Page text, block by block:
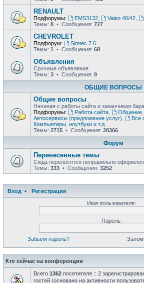
RENAULT
Подфорумы: EMS3132, Valeo 40/42,
Темы: 8 • Сообщения: 727
CHEVROLET
Подфорум:
Simtec 7.6
Темы: 1 • Сообщения: 68
Объявления
Срочные объявления
Темы: 3 • Сообщения: 9
ОБЩИЕ ВОПРОСЫ
Общие вопросы
Начиная с работы сайта и заканчивая
Подфорумы:
Работа сайта, Общение,
Автосервисы (предложение услуг)
Все
Компьютеры, ноутбуки и т.д.
Темы: 2715 • Сообщения: 28366
Форум
Перенесенные темы
Сюда переносятся неправильно
Темы: 333 • Сообщения: 3252
Вход •
Регистрация
Имя пользователя:
Пароль:
Забыли пароль?
Кто сейчас на конференции
Всего 1362 посетителя :: 2
гостей (основано на активности